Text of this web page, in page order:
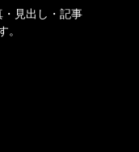
見出し・記事
。